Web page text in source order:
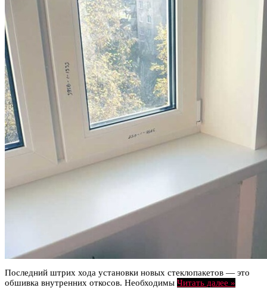
Последний штрих хода установки новых стеклопакетов — это
обшивка внутренних откосов. Необходимы Читать далее »